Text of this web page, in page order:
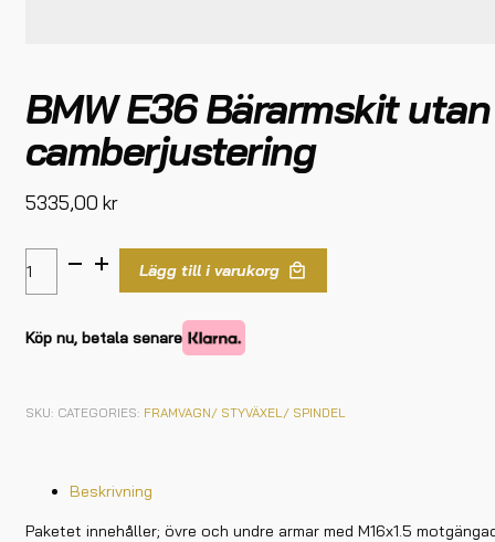
BMW E36 Bärarmskit utan
camberjustering
5335,00 kr
Lägg till i varukorg
Köp nu, betala senare
SKU: CATEGORIES: FRAMVAGN/ STYVÄXEL/ SPINDEL
Beskrivning
Paketet innehåller; övre och undre armar med M16x1.5